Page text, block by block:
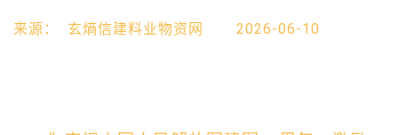
来源： 玄熵信建料业物资网 2026-06-10